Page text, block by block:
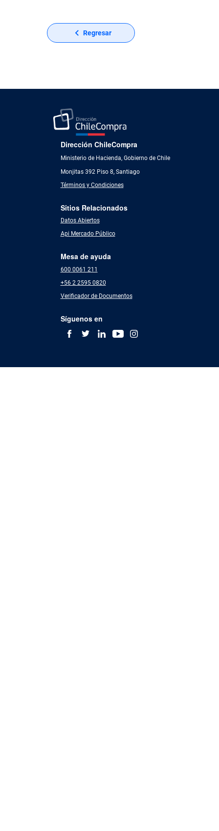
Regresar
Dirección ChileCompra
Ministerio de Hacienda, Gobierno de Chile
Monjitas 392 Piso 8, Santiago
Términos y Condiciones
Sitios Relacionados
Datos Abiertos
Api Mercado Público
Mesa de ayuda
600 0061 211
+56 2 2595 0820
Verificador de Documentos
Síguenos en